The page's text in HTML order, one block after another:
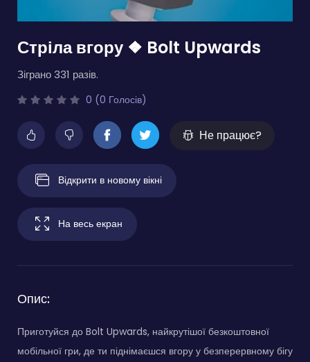
Стріла вгору ❖ Bolt Upwards
Зіграно 331 разів.
0 (0 Голосів)
Не працює?
Відкрити в новому вікні
На весь екран
Опис:
Приготуйся до Bolt Upwards, найкрутішої безкоштовної
мобільної гри, де ти піднімаєшся вгору у безперервному бігу